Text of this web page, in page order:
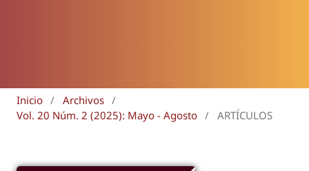
Inicio / Archivos /
Vol. 20 Núm. 2 (2025): Mayo - Agosto / ARTÍCULOS